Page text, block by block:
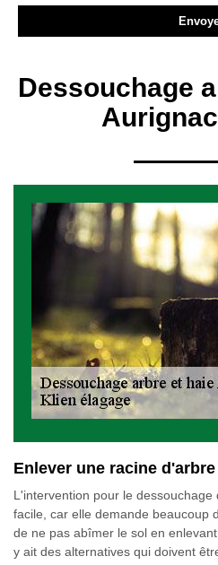
Dessouchage
Enlever une racine
L'intervention pour le
facile, car elle demande beaucoup
de ne pas abîmer le sol en
y ait des alternatives qui doivent